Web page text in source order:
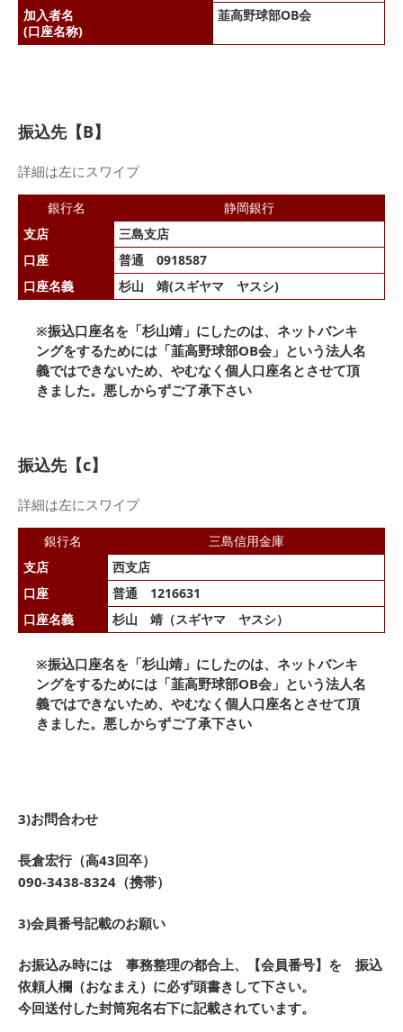
加入者名
(口座名称)
韮高野球部OB会
振込先【B】
詳細は左にスワイプ
銀行名
静岡銀行
支店
三島支店
口座
普通 0918587
口座名義
杉山 靖(スギヤマ ヤスシ)
※振込口座名を「杉山靖」にしたのは、ネットバンキ
ングをするためには「韮高野球部OB会」という法人名
義ではできないため、やむなく個人口座名とさせて頂
きました。悪しからずご了承下さい
振込先【c】
詳細は左にスワイプ
銀行名
三島信用金庫
支店
西支店
口座
普通 1216631
口座名義
杉山 靖（スギヤマ ヤスシ）
※振込口座名を「杉山靖」にしたのは、ネットバンキ
ングをするためには「韮高野球部OB会」という法人名
義ではできないため、やむなく個人口座名とさせて頂
きました。悪しからずご了承下さい
3)お問合わせ
長倉宏行（高43回卒）
090-3438-8324（携帯）
3)会員番号記載のお願い
お振込み時には 事務整理の都合上、
【会員番号】を 振込
依頼人欄（おなまえ）に必ず頭書きして下さい。
今回送付した封筒宛名右下に記載されています。